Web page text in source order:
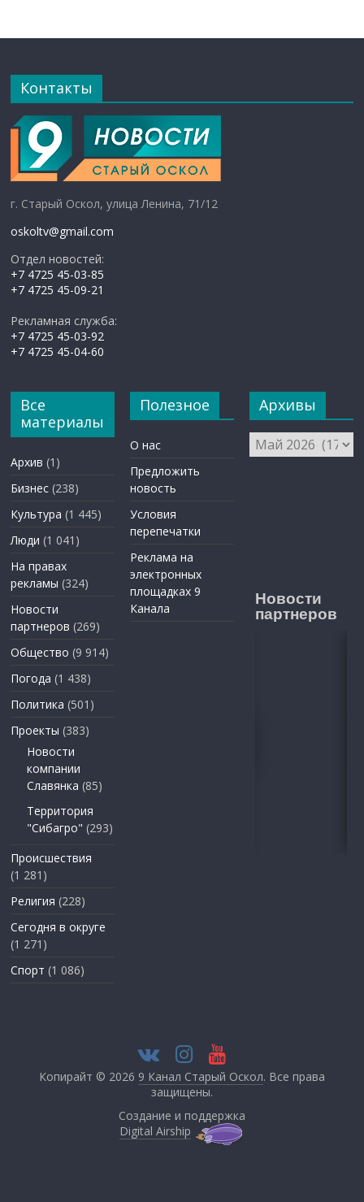
Контакты
г. Старый Оскол, улица Ленина, 71/12
oskoltv@gmail.com
Отдел новостей:
+7 4725 45-03-85
+7 4725 45-09-21
Рекламная служба:
+7 4725 45-03-92
+7 4725 45-04-60
Все
материалы
Архив (1)
Бизнес (238)
Культура (1 445)
Люди (1 041)
На правах
рекламы (324)
Новости
партнеров (269)
Общество (9 914)
Погода (1 438)
Политика (501)
Проекты (383)
Новости
компании
Славянка (85)
Территория
"Сибагро" (293)
Происшествия
(1 281)
Религия (228)
Сегодня в округе
(1 271)
Спорт (1 086)
Полезное
О нас
Предложить
новость
Условия
перепечатки
Реклама на
электронных
площадках 9
Канала
Архивы
Архивы
Новости
партнеров
Копирайт © 2026 9 Канал Старый Оскол. Все права
защищены.
Создание и поддержка
Digital Airship